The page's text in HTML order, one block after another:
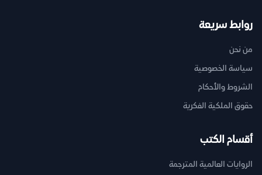
روابط سريعة
من نحن
سياسة الخصوصية
الشروط والأحكام
حقوق الملكية الفكرية
أقسام الكتب
الروايات العالمية المترجمة